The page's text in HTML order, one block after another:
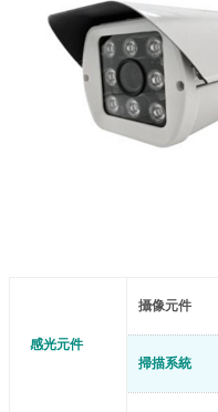
感光元件
攝像元件
掃描系統